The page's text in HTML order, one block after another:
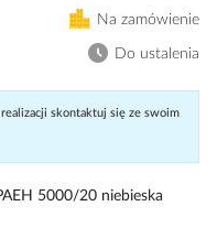
Na zamówienie
Do ustalenia
skontaktuj się ze swoim
5000/20 niebieska